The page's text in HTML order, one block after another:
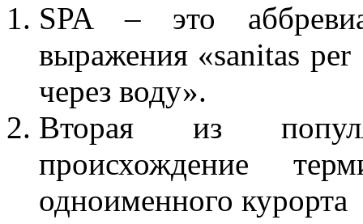
SPA – это
выражения «sanitas
через воду».
Вторая из
происхождение
одноименного